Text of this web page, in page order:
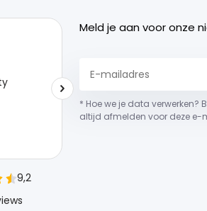
Meld je aan voor onze
* Hoe we je data verwerken?
altijd afmelden voor deze e-